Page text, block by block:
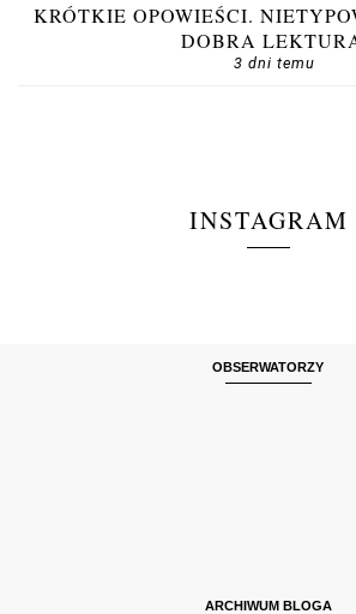
KRÓTKIE OPOWIEŚCI.
DOBRA
3 dni temu
INSTAGRAM
OBSERWATORZY
ARCHIWUM BLOGA